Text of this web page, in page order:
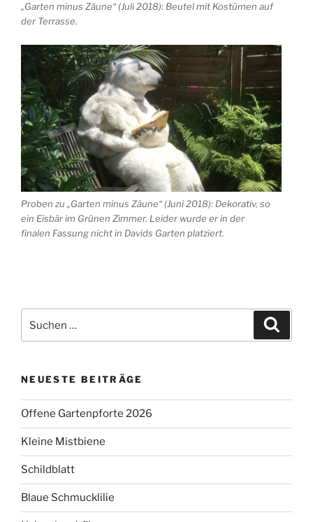
„Garten minus Zäune“ (Juli 2018): Beutel mit Kostümen auf
der Terrasse.
Proben zu „Garten minus Zäune“ (Juni 2018): Dekorativ, so
ein Eisbär im Grünen Zimmer. Leider wurde er in der
finalen Fassung nicht in Davids Garten platziert.
nach:
NEUESTE BEITRÄGE
Offene Gartenpforte 2026
Kleine Mistbiene
Schildblatt
Blaue Schmucklilie